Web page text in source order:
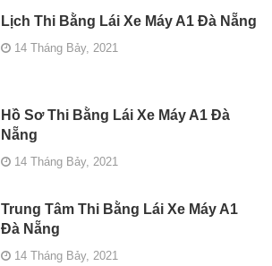
Lịch Thi Bằng Lái Xe Máy A1 Đà Nẵng
14 Tháng Bảy, 2021
Hồ Sơ Thi Bằng Lái Xe Máy A1 Đà
Nẵng
14 Tháng Bảy, 2021
Trung Tâm Thi Bằng Lái Xe Máy A1
Đà Nẵng
14 Tháng Bảy, 2021